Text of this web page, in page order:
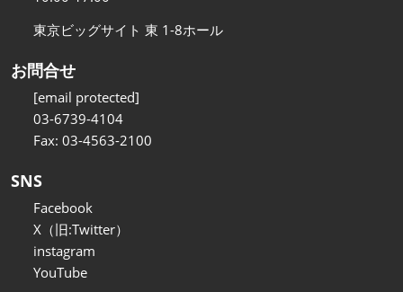
東京ビッグサイト 東 1-8ホール
お問合せ
[email protected]
03-6739-4104
Fax: 03-4563-2100
SNS
Facebook
X（旧:Twitter）
instagram
YouTube